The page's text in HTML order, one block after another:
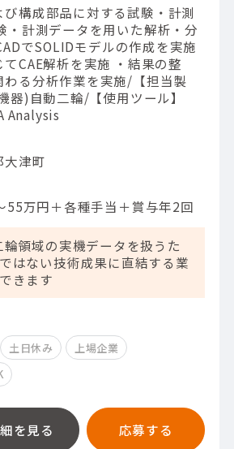
び構成部品に対する試験・計測
・計測データを用いた解析・分
でSOLIDモデルの作成を実施
てCAE解析を実施 ・結果の整
わる分析作業を実施/【担当製
器)自動二輪/【使用ツール】
Analysis
大津町
55万円＋各種手当＋賞与年2回
領域の実機データを扱うた
はない技術成果に直結する業
きます
土日休み
上場企業
を見る 応募する